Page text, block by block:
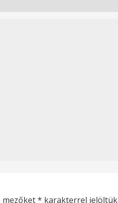
mezőket* karakterrel jelöltük